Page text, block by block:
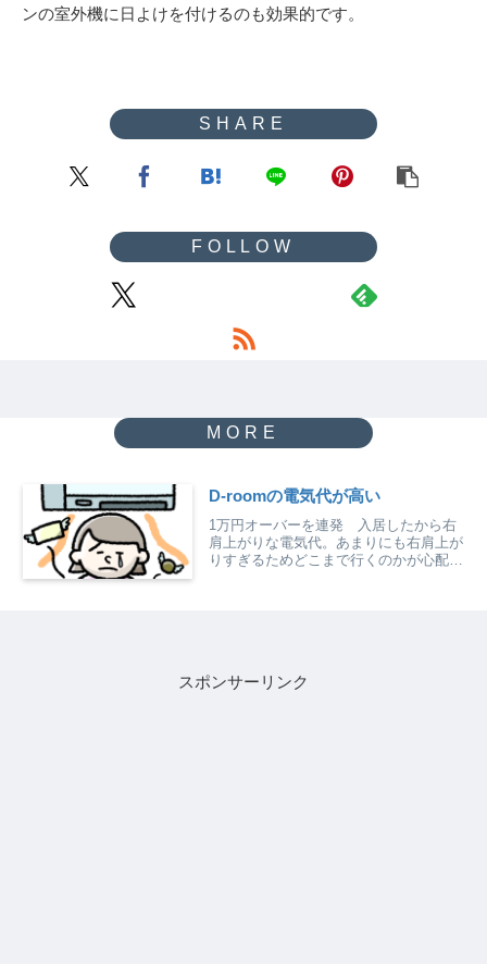
ンの室外機に日よけを付けるのも効果的です。
D-roomの電気代が高い
1万円オーバーを連発 入居したから右
肩上がりな電気代。あまりにも右肩上が
りすぎるためどこまで行くのかが心配に
スポンサーリンク